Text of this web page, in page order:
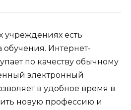
учреждениях есть
Интернет-
по качеству обычному
электронный
в удобное время в
новую профессию и